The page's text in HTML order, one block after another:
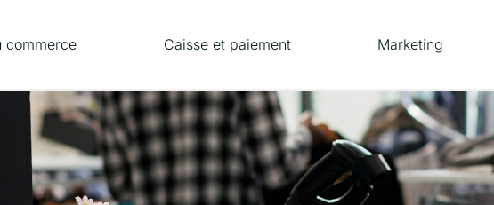
commerce Caisse et paiement Marketing